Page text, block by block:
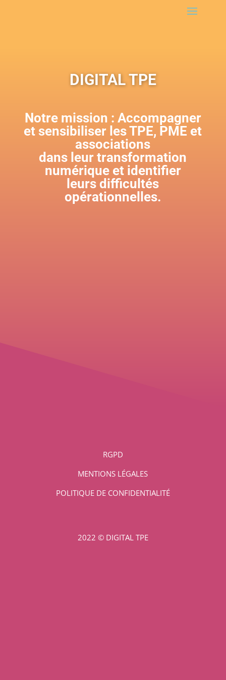
DIGITAL TPE
Notre mission : Accompagner
et sensibiliser les TPE, PME et
associations
dans leur transformation
numérique et identifier
leurs difficultés
opérationnelles.
RGPD
MENTIONS LÉGALES
POLITIQUE DE CONFIDENTIALITÉ
2022 © DIGITAL TPE